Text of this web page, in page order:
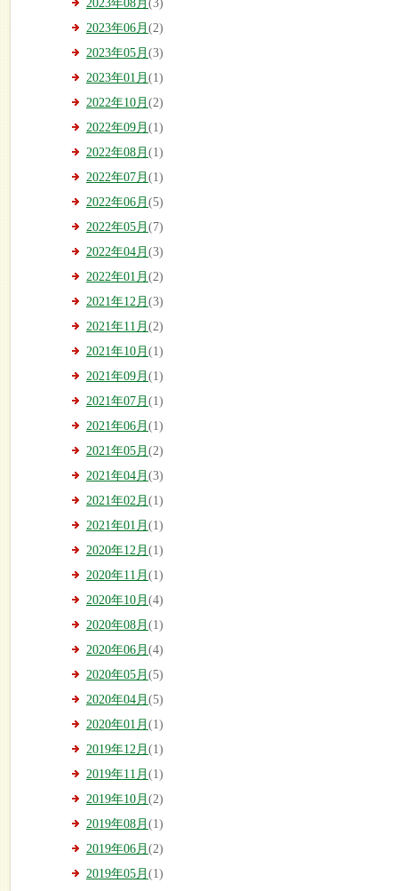
2023年08月 (3)
2023年06月 (2)
2023年05月 (3)
2023年01月 (1)
2022年10月 (2)
2022年09月 (1)
2022年08月 (1)
2022年07月 (1)
2022年06月 (5)
2022年05月 (7)
2022年04月 (3)
2022年01月 (2)
2021年12月 (3)
2021年11月 (2)
2021年10月 (1)
2021年09月 (1)
2021年07月 (1)
2021年06月 (1)
2021年05月 (2)
2021年04月 (3)
2021年02月 (1)
2021年01月 (1)
2020年12月 (1)
2020年11月 (1)
2020年10月 (4)
2020年08月 (1)
2020年06月 (4)
2020年05月 (5)
2020年04月 (5)
2020年01月 (1)
2019年12月 (1)
2019年11月 (1)
2019年10月 (2)
2019年08月 (1)
2019年06月 (2)
2019年05月 (1)